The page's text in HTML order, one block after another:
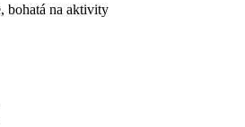
Vše ok Hezká destinace, bohatá na aktivity